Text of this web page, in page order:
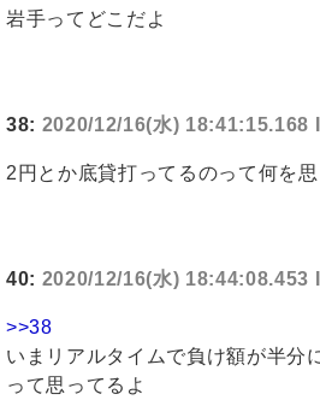
岩手ってどこだよ
38: 2020/12/16(水) 18:41:15.168
2円とか底貸打ってるのって何を
40: 2020/12/16(水) 18:44:08.453
>>38
いまリアルタイムで負け額が半分
って思ってるよ